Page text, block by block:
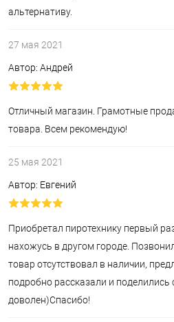
альтернативу.
27 мая 2021
Автор: Андрей
Отличный магазин. Грамотные
товара. Всем рекомендую!
25 мая 2021
Автор: Евгений
Приобретал пиротехнику первый
нахожусь в другом городе.
товар отсутствовал в наличии,
подробно рассказали и поделились
доволен)Спасибо!